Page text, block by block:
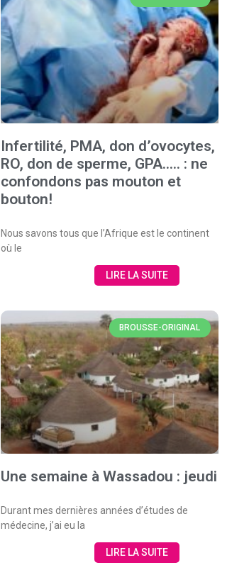
Infertilité, PMA, don d’ovocytes,
RO, don de sperme, GPA….. : ne
confondons pas mouton et
bouton!
Nous savons tous que l’Afrique est le continent
où le
LIRE LA SUITE
BROUSSE-ORIGINAL
Une semaine à Wassadou : jeudi
Durant mes dernières années d’études de
médecine, j’ai eu la
LIRE LA SUITE